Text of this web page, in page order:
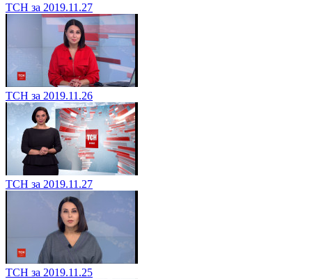
ТСН за 2019.11.27
ТСН за 2019.11.26
ТСН за 2019.11.27
ТСН за 2019.11.25